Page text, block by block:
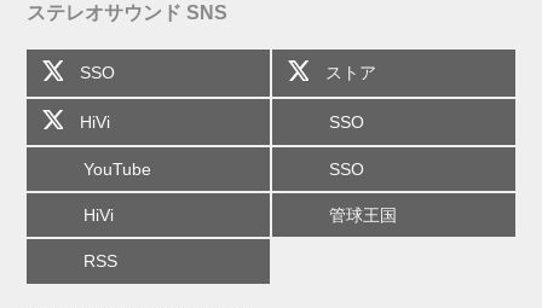
ステレオサウンド SNS
SSO ストア
HiVi SSO
YouTube SSO
HiVi 管球王国
RSS